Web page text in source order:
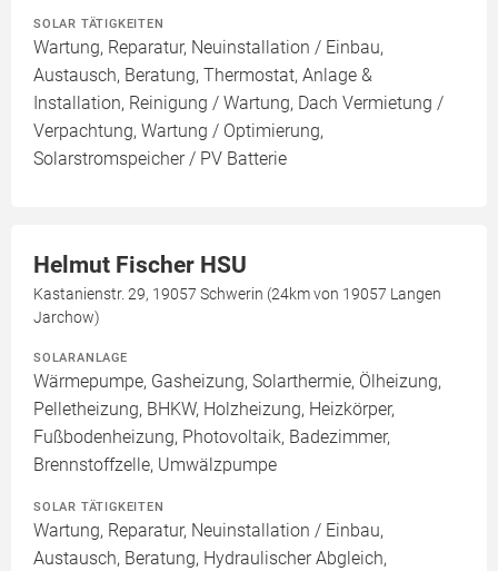
SOLAR TÄTIGKEITEN
Wartung, Reparatur, Neuinstallation / Einbau,
Austausch, Beratung, Thermostat, Anlage &
Installation, Reinigung / Wartung, Dach Vermietung /
Verpachtung, Wartung / Optimierung,
Solarstromspeicher / PV Batterie
Helmut Fischer HSU
Kastanienstr. 29, 19057 Schwerin (24km von 19057 Langen
Jarchow)
SOLARANLAGE
Wärmepumpe, Gasheizung, Solarthermie, Ölheizung,
Pelletheizung, BHKW, Holzheizung, Heizkörper,
Fußbodenheizung, Photovoltaik, Badezimmer,
Brennstoffzelle, Umwälzpumpe
SOLAR TÄTIGKEITEN
Wartung, Reparatur, Neuinstallation / Einbau,
Austausch, Beratung, Hydraulischer Abgleich,